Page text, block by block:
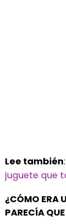
Lee también:
juguete que
¿CÓMO ERA
PARECÍA